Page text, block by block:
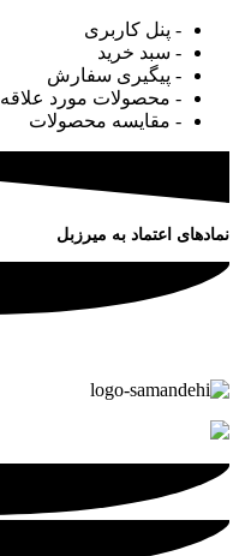
- پنل کاربری
- سبد خرید
- پیگیری سفارش
- محصولات مورد علاقه
- مقایسه محصولات
نمادهای اعتماد به میرزبل